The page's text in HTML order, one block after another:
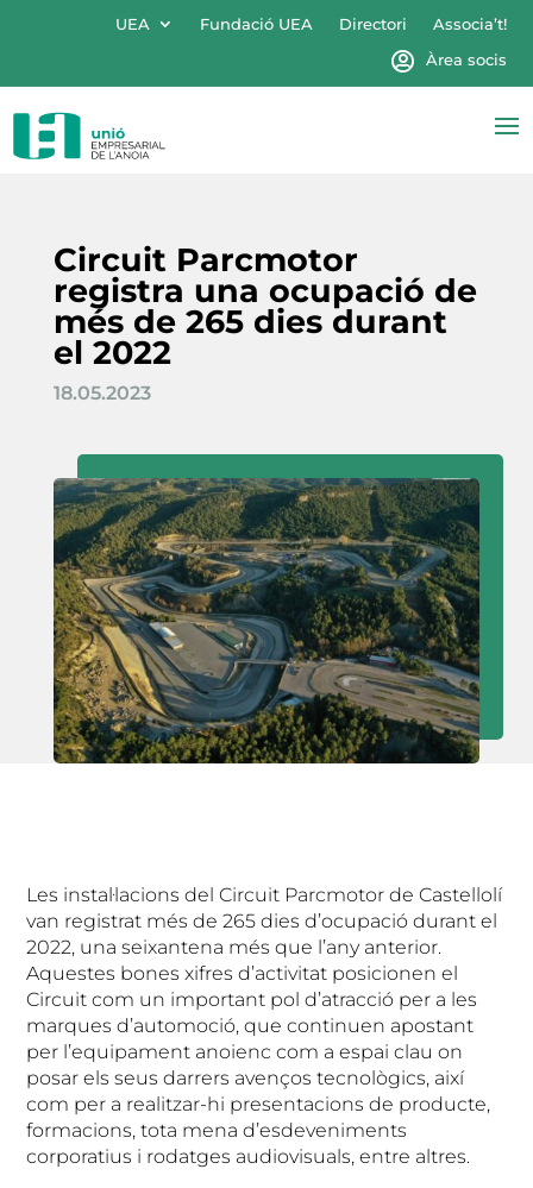
UEA Fundació UEA Directori
Associa’t!
Àrea socis
Circuit Parcmotor
registra una ocupació de
més de 265 dies durant
el 2022
18.05.2023
Les instal·lacions del Circuit Parcmotor de Castellolí
van registrat més de 265 dies d’ocupació durant el
2022, una seixantena més que l’any anterior.
Aquestes bones xifres d’activitat posicionen el
Circuit com un important pol d’atracció per a les
marques d’automoció, que continuen apostant
per l’equipament anoienc com a espai clau on
posar els seus darrers avenços tecnològics, així
com per a realitzar-hi presentacions de producte,
formacions, tota mena d’esdeveniments
corporatius i rodatges audiovisuals, entre altres.